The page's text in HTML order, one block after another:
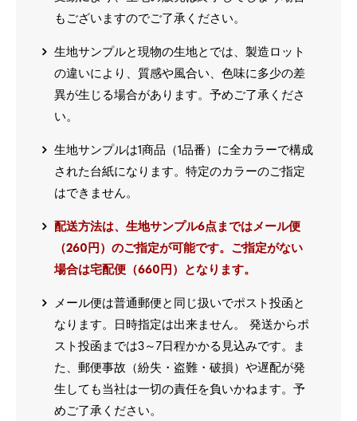
もございますのでご了承ください。
生地サンプルと現物の生地とでは、製造ロット
の違いにより、質感や風合い、色味に多少の差
異が生じる場合があります。予めご了承くださ
い。
生地サンプルは1商品（1品番）に全カラーで構成
された台紙になります。特定のカラーのご指定
はできません。
配送方法は、生地サンプル6点まではメール便
（260円）のご指定が可能です。ご指定がない
場合は宅配便（660円）となります。
メール便は普通郵便と同じ扱いでポスト投函と
なります。日時指定は出来ません。 発送からポ
スト投函までは3～7日程かかる見込みです。ま
た、郵便事故（紛失・盗難・破損）や遅配が発
生しても当社は一切の責任を負いかねます。予
めご了承ください。